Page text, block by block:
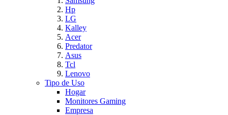
Hp
LG
Kalley
Acer
Predator
Asus
Tcl
Lenovo
Tipo de Uso
Hogar
Monitores Gaming
Empresa